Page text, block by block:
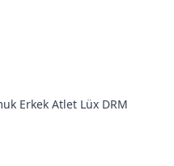
Erkek Atlet Lüx DRM